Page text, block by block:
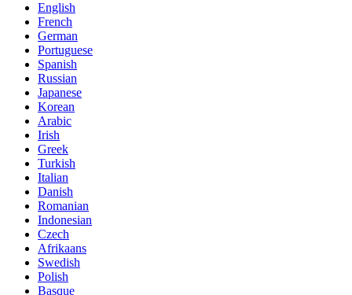
English
French
German
Portuguese
Spanish
Russian
Japanese
Korean
Arabic
Irish
Greek
Turkish
Italian
Danish
Romanian
Indonesian
Czech
Afrikaans
Swedish
Polish
Basque